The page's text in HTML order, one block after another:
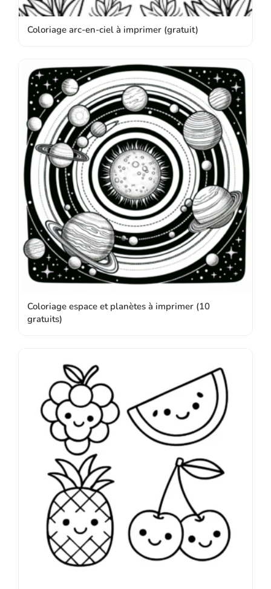
Coloriage arc-en-ciel à imprimer (gratuit)
Coloriage espace et planètes à imprimer (10
gratuits)